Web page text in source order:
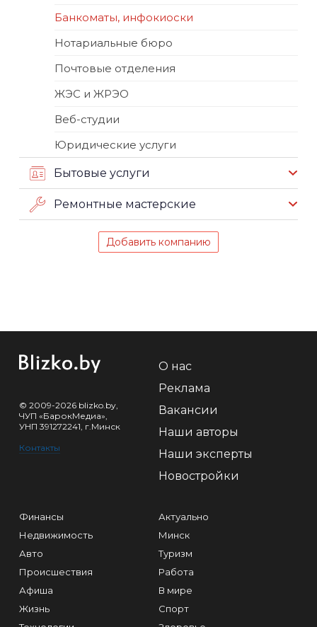
Банкоматы, инфокиоски
Нотариальные бюро
Почтовые отделения
ЖЭС и ЖРЭО
Веб-студии
Юридические услуги
Бытовые услуги
Ремонтные мастерские
Добавить компанию
© 2009-2026 blizko.by,
ЧУП «БарокМедиа»,
УНП 391272241, г.Минск
Контакты
О нас
Реклама
Вакансии
Наши авторы
Наши эксперты
Новостройки
Финансы
Недвижимость
Авто
Происшествия
Афиша
Жизнь
Актуально
Минск
Туризм
Работа
В мире
Спорт